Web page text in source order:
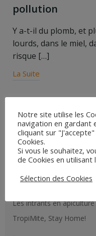
pollution
Y a-t-il du plomb, et
lourds, dans le miel,
risque […]
La Suite
for:
Articles récents
Sensibilité des
Résistance du varroa
Vaccination contre la
Les intrants en apiculture
TropiMite, Stay Home!
Notre site utilise les
navigation en gardant
cliquant sur
Cookies.
Si vous le souhaitez,
de Cookies en utilisant
Sélection des Cookies